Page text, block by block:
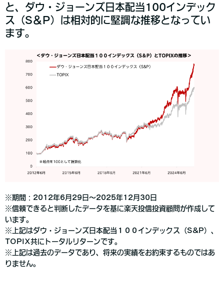
と、ダウ・ジョーンズ日本配当100インデック
ス（S＆P）は相対的に堅調な推移となってい
ます。
※期間：2012年6月29日～2025年12月30日
※信頼できると判断したデータを基に楽天投信投資顧問が作成して
います。
※上記はダウ・ジョーンズ日本配当１００インデックス（S&P）、
TOPIX共にトータルリターンです。
※上記は過去のデータであり、将来の実績をお約束するものではあ
りません。